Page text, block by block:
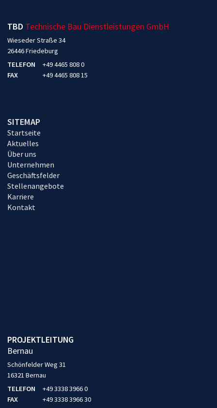
TBD Technische Bau Dienstleistungen GmbH
Wieseder Straße 34
26446 Friedeburg
TELEFON
+49 4465 808 0
FAX
+49 4465 808 15
SITEMAP
Startseite
Aktuelles
Über uns
Unternehmen
Geschäftsfelder
Stellenangebote
Karriere
Kontakt
PROJEKTLEITUNG
Bernau
Schönfelder Weg 31
16321 Bernau
TELEFON
+49 3338 3966 0
FAX
+49 3338 3966 30